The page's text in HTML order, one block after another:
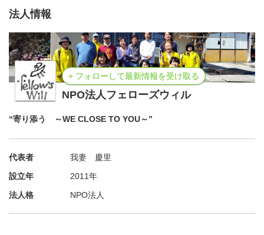
法人情報
+ フォローして最新情報を受け取る
NPO法人フェローズウィル
“寄り添う ～WE CLOSE TO YOU～”
代表者
我妻 慶里
設立年
2011年
法人格
NPO法人